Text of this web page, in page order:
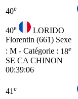
40e
40e
LORIDO
Florentin (661) Sexe
: M - Catégorie : 18e
SE CA CHINON
00:39:06
41 e